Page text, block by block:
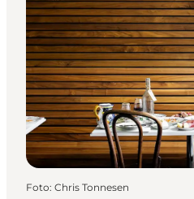
Aktiviteter
Spis & drik
Områder
Planlæg din tur
CopenPay
Copenhagen Card
Foto: Chris Tonnesen